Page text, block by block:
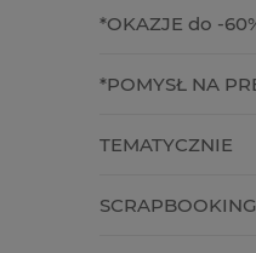
*OKAZJE do -
*POMYSŁ NA
TEMATYCZNIE
SCRAPBOOKING